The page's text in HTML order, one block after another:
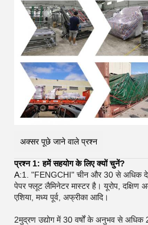
अक्सर पूछे जाने वाले प्रश्न
प्रश्न 1: हमें सहयोग के लिए क्यों चुनें?
A:1. "FENGCHI" चीन और 30 से अधिक
पेपर फ्लूट लैमिनेटर मास्टर है। यूरोप, दक्षिण
एशिया, मध्य पूर्व, अफ्रीका आदि।
2मुद्रण उद्योग में 30 वर्षों के अनुभव से अधिक